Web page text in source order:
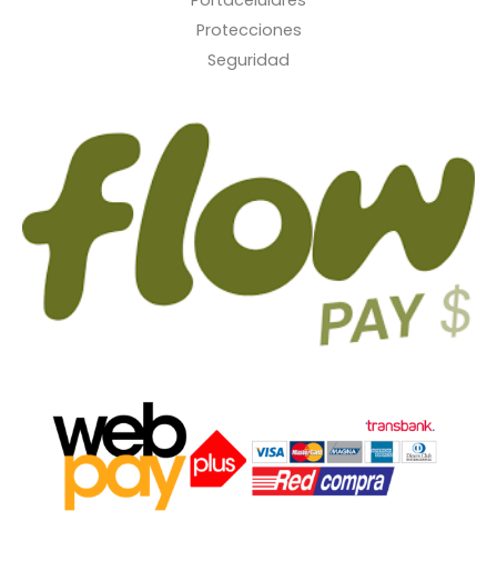
Protecciones
Seguridad